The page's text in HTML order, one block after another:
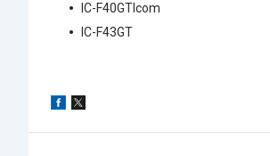
IC-F40GTIcom
IC-F43GT